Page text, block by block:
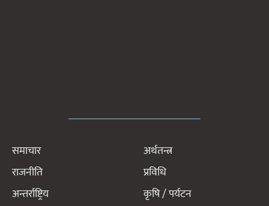
समाचार
राजनीति
अन्तर्राष्ट्रिय
अर्थतन्त्र
प्रविधि
कृषि / पर्यटन